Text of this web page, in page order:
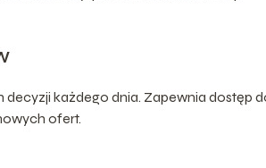
każdego dnia. Zapewnia dostęp
ofert.